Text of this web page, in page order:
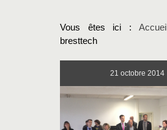
Vous êtes ici : Accueil
bresttech
21 octobre 2014